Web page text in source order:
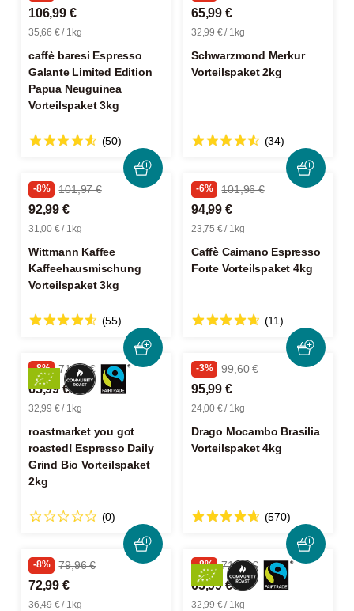
106,99 €
35,66 € / 1kg
caffè baresi Espresso
Galante Limited Edition
Papua Neuguinea
Vorteilspaket 3kg
(50)
65,99 €
32,99 € / 1kg
Schwarzmond Merkur
Vorteilspaket 2kg
(34)
-8% 101,97 €
92,99 €
31,00 € / 1kg
Wittmann Kaffee
Kaffeehausmischung
Vorteilspaket 3kg
(55)
-6% 101,96 €
94,99 €
23,75 € / 1kg
Caffè Caimano Espresso
Forte Vorteilspaket 4kg
(11)
-8% 71,96 €
65,99 €
32,99 € / 1kg
roastmarket you got
roasted! Espresso Daily
Grind Bio Vorteilspaket
2kg
(0)
-3% 99,60 €
95,99 €
24,00 € / 1kg
Drago Mocambo Brasilia
Vorteilspaket 4kg
(570)
-8% 79,96 €
72,99 €
36,49 € / 1kg
-8% 71,96 €
65,99 €
32,99 € / 1kg